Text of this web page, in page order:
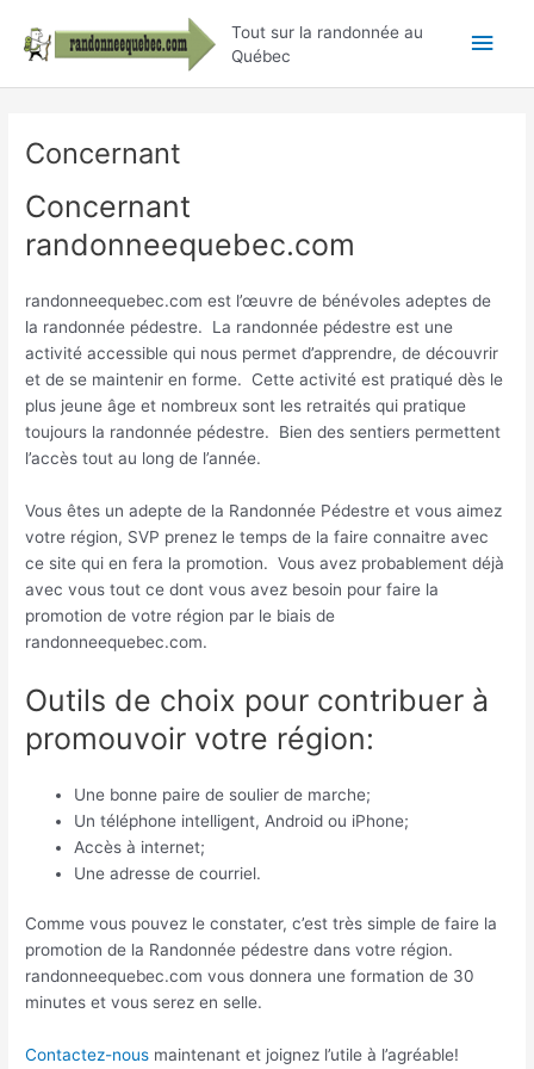
contenu
Tout sur la randonnée au
Québec
Concernant
Concernant
randonneequebec.com
randonneequebec.com est l’œuvre de bénévoles adeptes de
la randonnée pédestre. La randonnée pédestre est une
activité accessible qui nous permet d’apprendre, de découvrir
et de se maintenir en forme. Cette activité est pratiqué dès le
plus jeune âge et nombreux sont les retraités qui pratique
toujours la randonnée pédestre. Bien des sentiers permettent
l’accès tout au long de l’année.
Vous êtes un adepte de la Randonnée Pédestre et vous aimez
votre région, SVP prenez le temps de la faire connaitre avec
ce site qui en fera la promotion. Vous avez probablement déjà
avec vous tout ce dont vous avez besoin pour faire la
promotion de votre région par le biais de
randonneequebec.com.
Outils de choix pour contribuer à
promouvoir votre région:
Une bonne paire de soulier de marche;
Un téléphone intelligent, Android ou iPhone;
Accès à internet;
Une adresse de courriel.
Comme vous pouvez le constater, c’est très simple de faire la
promotion de la Randonnée pédestre dans votre région.
randonneequebec.com vous donnera une formation de 30
minutes et vous serez en selle.
Contactez-nous maintenant et joignez l’utile à l’agréable!